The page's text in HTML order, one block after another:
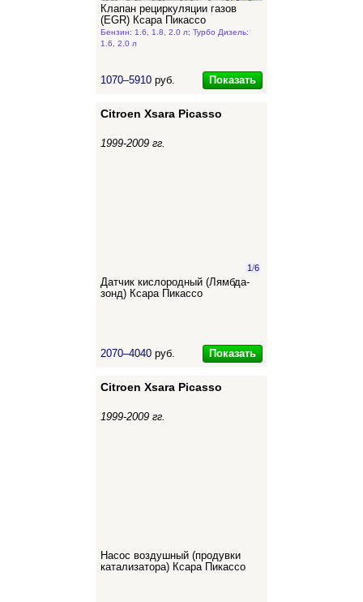
Клапан рециркуляции газов
(EGR) Ксара Пикассо
Бензин: 1.6, 1.8, 2.0 л; Турбо Дизель:
1.6, 2.0 л
1070–5910 руб. Показать
Citroen Xsara Picasso
1999-2009 гг.
1/6
Датчик кислородный (Лямбда-
зонд) Ксара Пикассо
2070–4040 руб. Показать
Citroen Xsara Picasso
1999-2009 гг.
Насос воздушный (продувки
катализатора) Ксара Пикассо